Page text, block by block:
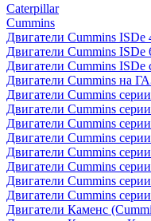
Caterpillar
Cummins
Двигатели Cummins ISDe
Двигатели Cummins ISDe
Двигатели Cummins ISDe
Двигатели Cummins на
Двигатели Cummins
Двигатели Cummins
Двигатели Cummins
Двигатели Cummins
Двигатели Cummins
Двигатели Cummins
Двигатели Cummins
Двигатели Cummins
Двигатели Каменс